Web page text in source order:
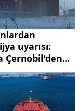
uyarısı:
Çernobil'den
büyük bir
yaşayabilir